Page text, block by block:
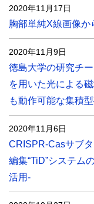
2020年11月17日
胸部単純X線画像か
2020年11月9日
徳島大学の研究チ
を用いた光による
も動作可能な集積
2020年11月6日
CRISPR-Casサブ
編集“TiD”システム
活用-